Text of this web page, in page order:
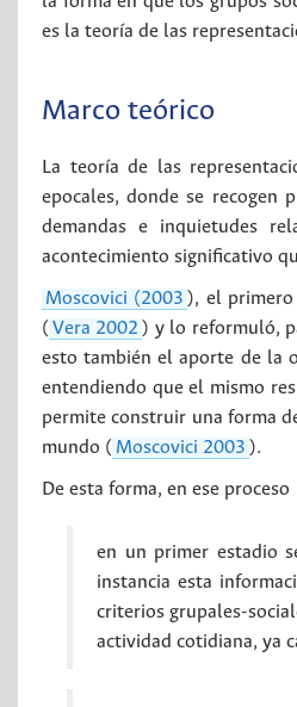
es la teoría de las
Marco teórico
La teoría de las
epocales, donde se recogen
demandas e inquietudes
acontecimiento significativo
Moscovici (2003 ), el primero
( Vera 2002 ) y lo reformuló,
esto también el aporte de la
entendiendo que el mismo
permite construir una forma
mundo ( Moscovici 2003 ).
De esta forma, en ese proceso
en un primer estadio
instancia esta
criterios grupales-
actividad cotidiana, ya